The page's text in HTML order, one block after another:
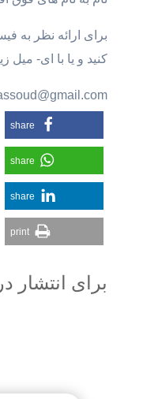
برای ارائه نظر به
کنید و یا با ای- میل
share
share
share
print
برای انتشار